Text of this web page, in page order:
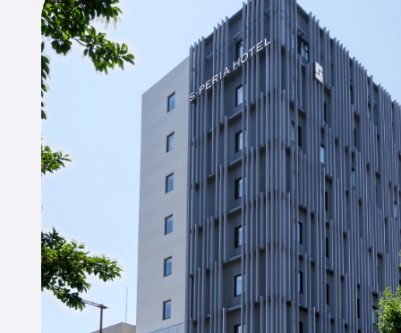
しています。
長年にわたり、ホテル事業で培っ
てきた心づくしの接客で、お客様を
お迎えし、気持ちの良い旅の出発
までサポート。
ホテルサービスを通じて、地域の
魅力とお客様をつなぐ架け橋にな
る空間を創り続けています。
詳しくはこちら